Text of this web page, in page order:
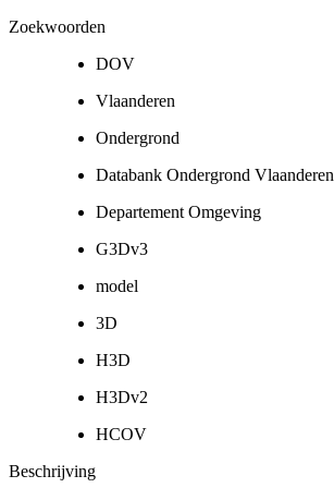
Zoekwoorden
DOV
Vlaanderen
Ondergrond
Databank Ondergrond Vlaanderen
Departement Omgeving
G3Dv3
model
3D
H3D
H3Dv2
HCOV
Beschrijving